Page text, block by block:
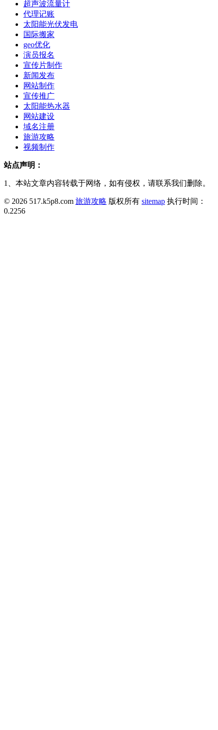
超声波流量计
代理记账
太阳能光伏发电
国际搬家
geo优化
演员报名
宣传片制作
新闻发布
网站制作
宣传推广
太阳能热水器
网站建设
域名注册
旅游攻略
视频制作
站点声明：
1、本站文章内容转载于网络，如有侵权，请联系我们删除。
© 2026 517.k5p8.com 旅游攻略 版权所有 sitemap 执行时间：
0.2256